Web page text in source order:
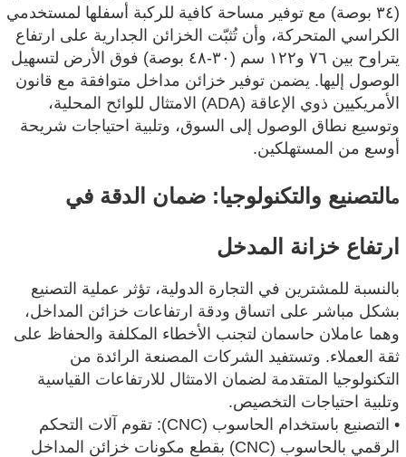
(٣٤ بوصة) مع توفير مساحة كافية للركبة أسفلها لمستخدمي
الكراسي المتحركة، وأن تُثبّت الخزائن الجدارية على ارتفاع
يتراوح بين ٧٦ و١٢٢ سم (٣٠-٤٨ بوصة) فوق الأرض لتسهيل
الوصول إليها. يضمن توفير خزائن مداخل متوافقة مع قانون
الأمريكيين ذوي الإعاقة (ADA) الامتثال للوائح المحلية،
وتوسيع نطاق الوصول إلى السوق، وتلبية احتياجات شريحة
أوسع من المستهلكين.
مالتصنيع والتكنولوجيا: ضمان الدقة في
ارتفاع خزانة المدخل
بالنسبة للمشترين في التجارة الدولية، تؤثر عملية التصنيع
بشكل مباشر على اتساق ودقة ارتفاعات خزائن المداخل،
وهما عاملان حاسمان لتجنب الأخطاء المكلفة والحفاظ على
ثقة العملاء. وتستفيد الشركات المصنعة الرائدة من
التكنولوجيا المتقدمة لضمان الامتثال للارتفاعات القياسية
وتلبية احتياجات التخصيص.
• التصنيع باستخدام الحاسوب (CNC): تقوم آلات التحكم
الرقمي بالحاسوب (CNC) بقطع مكونات خزائن المداخل